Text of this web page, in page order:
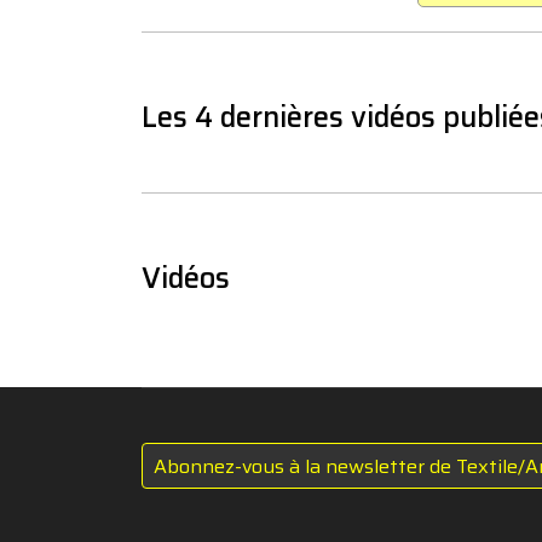
Les 4 dernières vidéos
Vidéos
Abonnez-vous à la newsletter de Textile/